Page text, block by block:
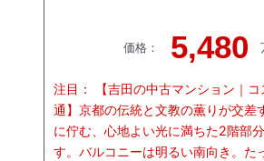
価格： 5,480
注目：
【吉田の中古マンション｜
通】京都の伝統と文教の薫りが交差
に佇む、心地よい光に満ちた2階部
す。バルコニーは明るい南向き。た